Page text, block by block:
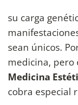
su carga
sean únicos.
medicina, pero
Medicina
cobra especial